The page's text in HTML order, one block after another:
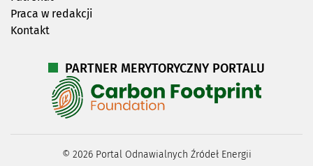
Praca w redakcji
Kontakt
PARTNER MERYTORYCZNY PORTALU
© 2026Portal Odnawialnych Źródeł Energii